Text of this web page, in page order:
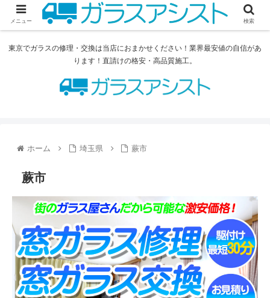
東京でガラスの修理・交換は当店におまかせください！業界最安値の自信があ
ります！直請けの格安・高品質施工。
ホーム 埼玉県 蕨市
蕨市
メニュー 検索